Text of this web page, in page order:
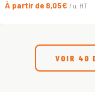
À partir de 8,05€ / u. HT
VOIR 40